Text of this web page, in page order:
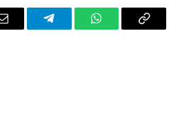
Email TelegramWhatsAppCopy